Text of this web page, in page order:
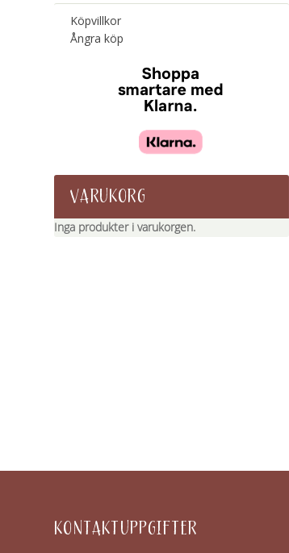
Köpvillkor
Ångra köp
VARUKORG
Inga produkter i varukorgen.
KONTAKTUPPGIFTER